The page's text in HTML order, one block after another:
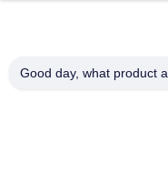
Dengan Warna
Bau Rendah Baik Tack
Good day, what product